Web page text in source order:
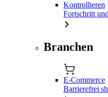
Kontrollieren
Fortschritt
Branchen
E-Commerce
Barrierefrei